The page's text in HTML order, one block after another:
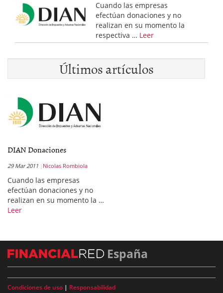
Cuando las empresas
efectúan donaciones y no
realizan en su momento la
respectiva … Leer
Últimos artículos
DIAN Donaciones
29 Mar 2011 Nicolas Rombiola
Cuando las empresas
efectúan donaciones y no
realizan en su momento la …
Leer
España
Condiciones de uso | Responsabilidad